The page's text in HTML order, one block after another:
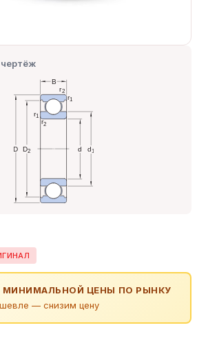
чертёж
МИНИМАЛЬНОЙ ЦЕНЫ ПО РЫНКУ
— снизим цену